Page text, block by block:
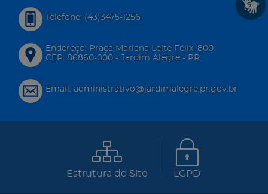
Telefone: (43)3475-1256
Endereço: Praça Mariana Leite Félix, 800
CEP: 86860-000 - Jardim Alegre - PR
Email: administrativo@jardimalegre.pr.gov.br
Estrutura do Site LGPD